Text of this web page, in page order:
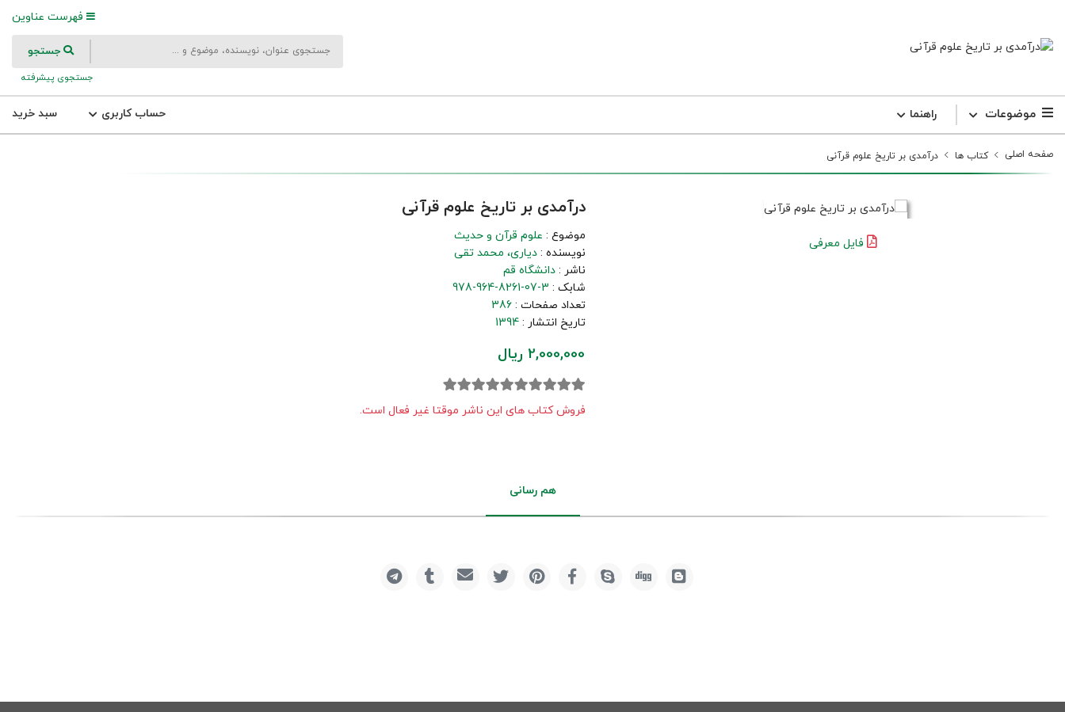
فهرست عناوین
جستجو
جستجوی پیشرفته
موضوعات راهنما حساب کاربری سبد خرید
صفحه اصلی کتاب ها درآمدی بر تاریخ علوم قرآنی
فایل معرفی
درآمدی بر تاریخ علوم قرآنی
موضوع : علوم قرآن و حدیث
نویسنده : دیاری، محمد تقی
ناشر : دانشگاه قم
شابک : 978-964-8261-07-3
تعداد صفحات : 386
تاریخ انتشار : 1394
2,000,000 ریال
فروش کتاب های این ناشر موقتا غیر فعال است.
هم رسانی